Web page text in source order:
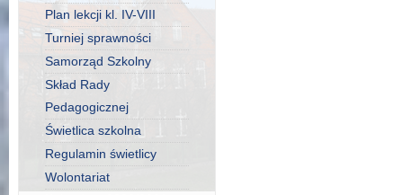
Plan lekcji kl. IV-VIII
Turniej sprawności
Samorząd Szkolny
Skład Rady
Pedagogicznej
Świetlica szkolna
Regulamin świetlicy
Wolontariat